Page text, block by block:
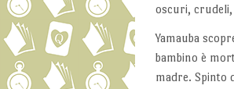
oscuri,
Yamauba
bambino è
madre. Spinto